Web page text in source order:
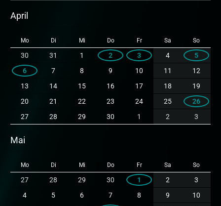
April
Mo Di Mi Do Fr Sa So
30 31 1 2 3 4
5
6
7 8 9 10 11
12
13
14 15 16 17 18
19
20
21 22 23 24 25
26
27
28 29 30 1 2 3
Mai
Mo Di Mi Do Fr Sa So
27 28 29 30 1 2
3
4
5 6 7 8 9
10